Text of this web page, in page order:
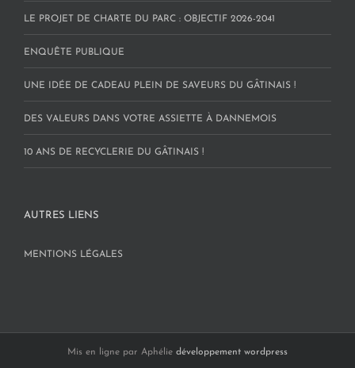
LE PROJET DE CHARTE DU PARC : OBJECTIF 2026-2041
ENQUÊTE PUBLIQUE
UNE IDÉE DE CADEAU PLEIN DE SAVEURS DU GÂTINAIS !
DES VALEURS DANS VOTRE ASSIETTE À DANNEMOIS
10 ANS DE RECYCLERIE DU GÂTINAIS !
AUTRES LIENS
MENTIONS LÉGALES
Mis en ligne par Aphélie développement wordpress